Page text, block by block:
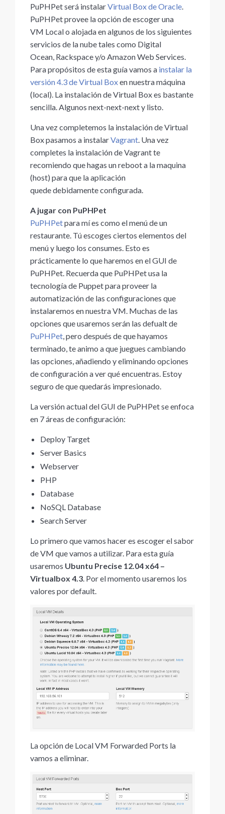
PuPHPet será instalarVirtual Box de Oracle.
PuPHPet provee la opción de escoger una
VM Local o alojada en algunos de los siguientes
servicios de la nube tales como Digital
Ocean, Rackspace y/o Amazon Web Services.
Para propósitos de esta guía vamos a instalar la
versión 4.3 de Virtual Boxen nuestra máquina
(local). La instalación de Virtual Box es bastante
sencilla. Algunos next-next-next y listo.
Una vez completemos la instalación de Virtual
Box pasamos a instalarVagrant. Una vez
completes la instalación de Vagrant te
recomiendo que hagas un reboot a la maquina
(host) para que la aplicación
quede debidamente configurada.
A jugar con PuPHPet
PuPHPetpara mí es como el menú de un
restaurante. Tú escoges ciertos elementos del
menú y luego los consumes. Esto es
prácticamente lo que haremos en el GUI de
PuPHPet. Recuerda que PuPHPet usa la
tecnología de Puppet para proveer la
automatización de las configuraciones que
instalaremos en nuestra VM. Muchas de las
opciones que usaremos serán las defualt de
PuPHPet, pero después de que hayamos
terminado, te animo a que juegues cambiando
las opciones, añadiendo y eliminando opciones
de configuración a ver qué encuentras. Estoy
seguro de que quedarás impresionado.
La versión actual del GUI de PuPHPet se enfoca
en 7 áreas de configuración:
Deploy Target
Server Basics
Webserver
PHP
Database
NoSQL Database
Search Server
Lo primero que vamos hacer es escoger el sabor
de VM que vamos a utilizar. Para esta guía
usaremos Ubuntu Precise 12.04 x64 –
Virtualbox 4.3. Por el momento usaremos los
valores por default.
La opción de Local VM Forwarded Ports la
vamos a eliminar.